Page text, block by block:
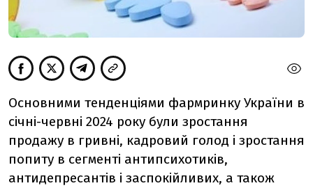
Основними тенденціями фармринку України в
січні-червні 2024 року були зростання
продажу в гривні, кадровий голод і зростання
попиту в сегменті антипсихотиків,
антидепресантів і заспокійливих, а також